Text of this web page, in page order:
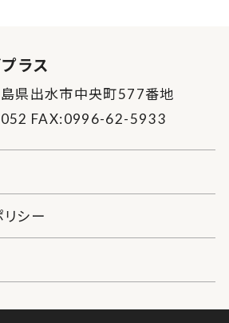
ラス
県出水市中央町577番地
FAX:0996-62-5933
シー